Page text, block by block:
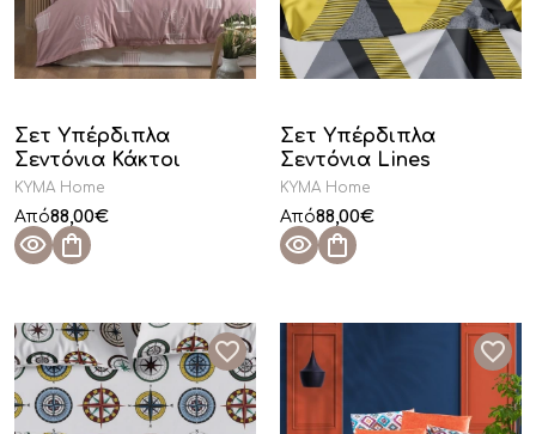
Σετ Υπέρδιπλα
Σεντόνια Κάκτοι
KYMA Home
Από88,00€
Σετ Υπέρδιπλα
Σεντόνια Lines
KYMA Home
Από88,00€